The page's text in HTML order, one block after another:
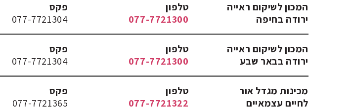
המכון לשיקום ראייה
ירודה בחיפה
טלפון
077-7721300
פקס
077-7721304
המכון לשיקום ראייה
ירודה בבאר שבע
טלפון
077-7721300
פקס
077-7721304
מכינות מגדל אור
לחיים עצמאיים
טלפון
077-7721322
פקס
077-7721365